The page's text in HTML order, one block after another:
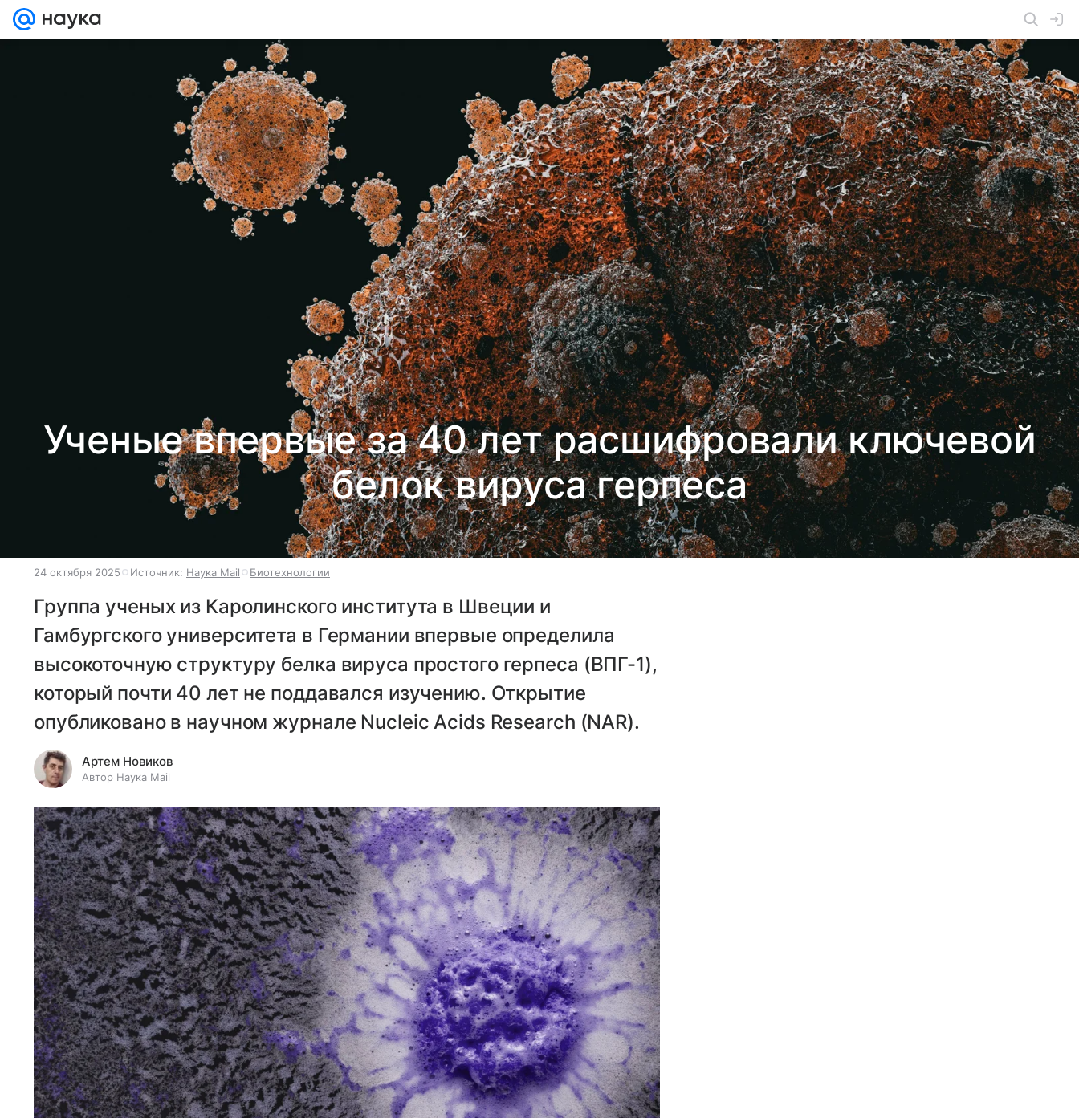
Ученые впервые за 40 лет расшифровали ключевой
белок вируса герпеса
24 октября 2025 Источник: Наука Mail Биотехнологии
Группа ученых из Каролинского института в Швеции и
Гамбургского университета в Германии впервые определила
высокоточную структуру белка вируса простого герпеса (ВПГ-1),
который почти 40 лет не поддавался изучению. Открытие
опубликовано в научном журнале Nucleic Acids Research (NAR).
Артем Новиков
Автор Наука Mail